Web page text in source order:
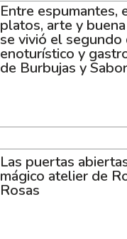
Entre espumantes,
platos, arte y buena
se vivió el segundo
enoturístico y
de Burbujas y
Las puertas
mágico atelier de
Rosas